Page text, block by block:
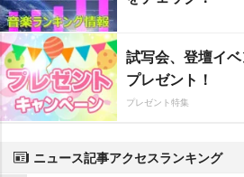
試写会、登壇イ
プレゼント！
プレゼント特集
ニュース記事アクセスランキング